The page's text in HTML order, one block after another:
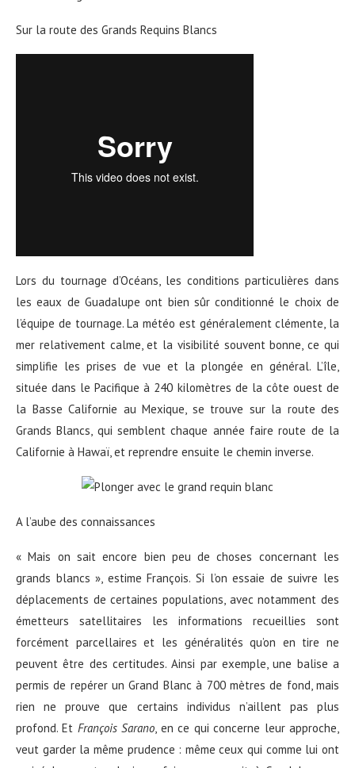
Sur la route des Grands Requins Blancs
Lors du tournage d’Océans, les conditions particulières dans
les eaux de Guadalupe ont bien sûr conditionné le choix de
l’équipe de tournage. La météo est généralement clémente, la
mer relativement calme, et la visibilité souvent bonne, ce qui
simplifie les prises de vue et la plongée en général. L’île,
située dans le Pacifique à 240 kilomètres de la côte ouest de
la Basse Californie au Mexique, se trouve sur la route des
Grands Blancs, qui semblent chaque année faire route de la
Californie à Hawaï, et reprendre ensuite le chemin inverse.
A l’aube des connaissances
« Mais on sait encore bien peu de choses concernant les
grands blancs », estime François. Si l’on essaie de suivre les
déplacements de certaines populations, avec notamment des
émetteurs satellitaires les informations recueillies sont
forcément parcellaires et les généralités qu’on en tire ne
peuvent être des certitudes. Ainsi par exemple, une balise a
permis de repérer un Grand Blanc à 700 mètres de fond, mais
rien ne prouve que certains individus n’aillent pas plus
profond. Et François Sarano, en ce qui concerne leur approche,
veut garder la même prudence : même ceux qui comme lui ont